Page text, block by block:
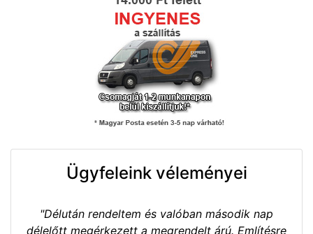
Ügyfeleink véleményei
"Délután rendeltem és valóban második nap
délelőtt megérkezett a megrendelt árú. Említésre